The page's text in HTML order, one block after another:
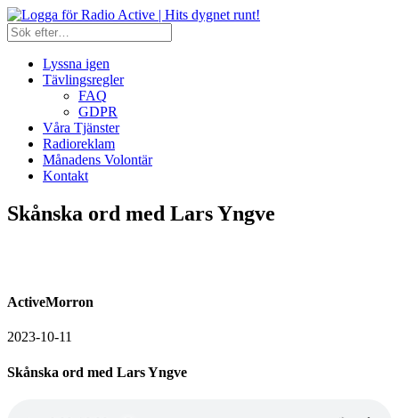
Lyssna igen
Tävlingsregler
FAQ
GDPR
Våra Tjänster
Radioreklam
Månadens Volontär
Kontakt
Skånska ord med Lars Yngve
ActiveMorron
2023-10-11
Skånska ord med Lars Yngve